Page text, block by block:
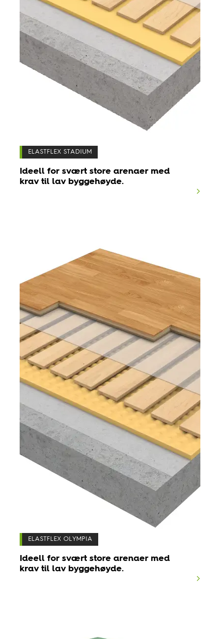
ELASTFLEX STADIUM
Ideell for svært store arenaer med
krav til lav byggehøyde.
ELASTFLEX OLYMPIA
Ideell for svært store arenaer med
krav til lav byggehøyde.